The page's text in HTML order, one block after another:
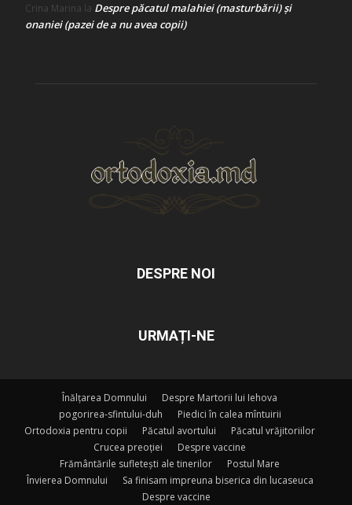
Crina Marina la Despre păcatul malahiei (masturbării) şi
onaniei (pazei de a nu avea copii)
DESPRE NOI
URMAȚI-NE
Înălțarea Domnului
Despre Martorii lui Iehova
pogorirea-sfintului-duh
Piedici în calea mîntuirii
Ortodoxia pentru copii
Păcatul avortului
Păcatul vrăjitoriilor
Crucea preoției
Despre vaccine
Frământările sufletești ale tinerilor
Postul Mare
Învierea Domnului
Sa finisam impreuna biserica din lucaseuca
Despre vaccine